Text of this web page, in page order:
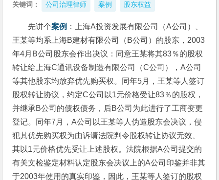
关键词： 公司治理律师 案例 股东权益
先讲个案例 ：上海A投资发展有限公司（A公司）、
王某等均系上海B建材有限公司（B公司）的股东，2003
年4月B公司股东会作出决议：同意王某将其83％的股权
转让给上海C通讯设备制造有限公司（C公司），A公司
等其他股东均放弃优先购买权。同年5月，王某等人签订
股权转让协议，约定C公司以1元价格受让83％的股权，
并继承B公司的债权债务，后B公司为此进行了工商变更
登记。同年7月，A公司以王某等人伪造股东会决议，侵
犯其优先购买权为由诉请法院判令股权转让协议无效、
其以1元价格优先受让上述股权。法院根据A公司提交的
有关文检鉴定材料认定股东会决议上的A公司印鉴并非其
于2003年使用的真实印鉴，因此，王某等人签订的股权